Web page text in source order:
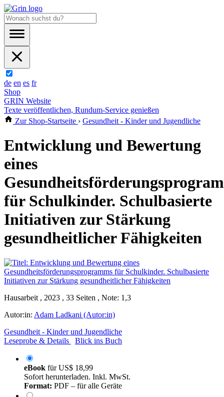
de en es fr
Shop
GRIN Website
Texte veröffentlichen, Rundum-Service genießen
Zur Shop-Startseite › Gesundheit - Kinder und Jugendliche
Entwicklung und Bewertung
eines
für Schulkinder. Schulbasierte
Initiativen zur Stärkung
gesundheitlicher Fähigkeiten
Hausarbeit , 2023 , 33 Seiten , Note: 1,3
Autor:in: Adam Ladkani (Autor:in)
Gesundheit - Kinder und Jugendliche
Leseprobe & Details
Blick ins Buch
eBook fürUS$ 18,99
Sofort herunterladen. Inkl. MwSt.
Format: PDF – für alle Geräte